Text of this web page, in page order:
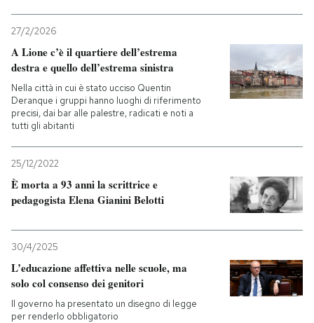
27/2/2026
A Lione c’è il quartiere dell’estrema
destra e quello dell’estrema sinistra
Nella città in cui è stato ucciso Quentin
Deranque i gruppi hanno luoghi di riferimento
precisi, dai bar alle palestre, radicati e noti a
tutti gli abitanti
25/12/2022
È morta a 93 anni la scrittrice e
pedagogista Elena Gianini Belotti
30/4/2025
L’educazione affettiva nelle scuole, ma
solo col consenso dei genitori
Il governo ha presentato un disegno di legge
per renderlo obbligatorio